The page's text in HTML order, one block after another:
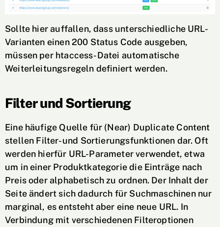
Sollte hier auffallen, dass unterschiedliche URL-
Varianten einen 200 Status Code ausgeben,
müssen per htaccess-Datei automatische
Weiterleitungsregeln definiert werden.
Filter und Sortierung
Eine häufige Quelle für (Near) Duplicate Content
stellen Filter- und Sortierungsfunktionen dar. Oft
werden hierfür URL-Parameter verwendet, etwa
um in einer Produktkategorie die Einträge nach
Preis oder alphabetisch zu ordnen. Der Inhalt der
Seite ändert sich dadurch für Suchmaschinen nur
marginal, es entsteht aber eine neue URL. In
Verbindung mit verschiedenen Filteroptionen